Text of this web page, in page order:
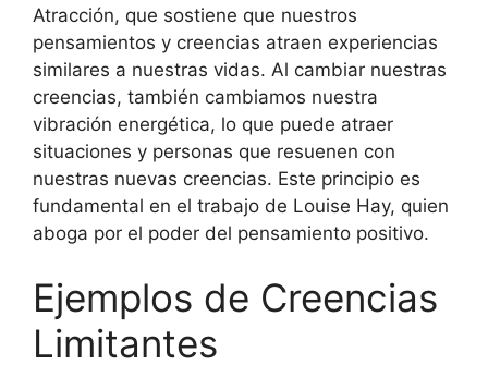
Atracción, que sostiene que nuestros
pensamientos y creencias atraen experiencias
similares a nuestras vidas. Al cambiar nuestras
creencias, también cambiamos nuestra
vibración energética, lo que puede atraer
situaciones y personas que resuenen con
nuestras nuevas creencias. Este principio es
fundamental en el trabajo de Louise Hay, quien
aboga por el poder del pensamiento positivo.
Ejemplos de Creencias
Limitantes